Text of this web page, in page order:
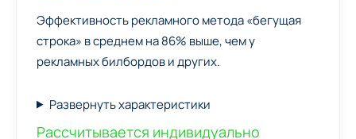
Эффективность рекламного метода «бегущая
строка» в среднем на 86% выше, чем у
рекламных билбордов и других.
Развернуть характеристики
Рассчитывается индивидуально